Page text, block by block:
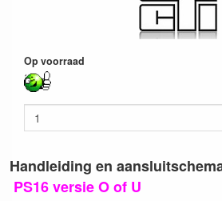
Op voorraad
Handleiding en
PS16 versie O of U